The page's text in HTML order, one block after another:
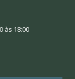
às 18:00